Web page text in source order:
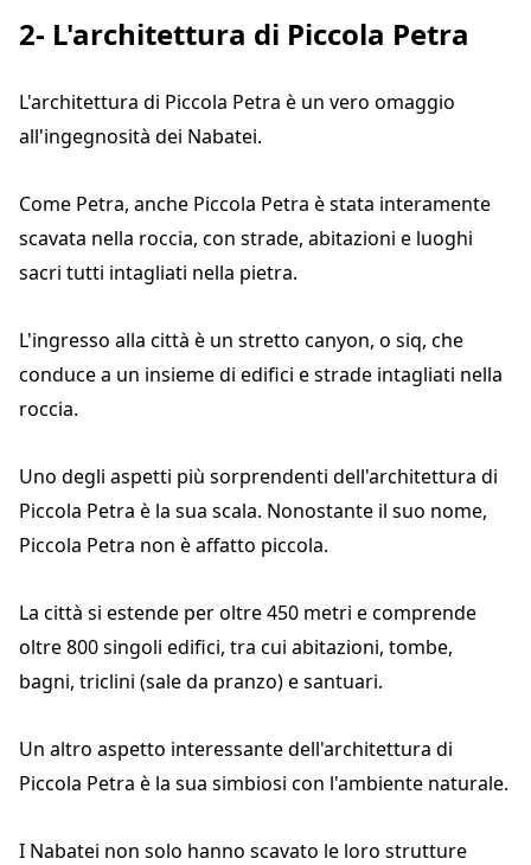
2- L'architettura di Piccola Petra
L'architettura di Piccola Petra è un vero omaggio
all'ingegnosità dei Nabatei.
Come Petra, anche Piccola Petra è stata interamente
scavata nella roccia, con strade, abitazioni e luoghi
sacri tutti intagliati nella pietra.
L'ingresso alla città è un stretto canyon, o siq, che
conduce a un insieme di edifici e strade intagliati nella
roccia.
Uno degli aspetti più sorprendenti dell'architettura di
Piccola Petra è la sua scala. Nonostante il suo nome,
Piccola Petra non è affatto piccola.
La città si estende per oltre 450 metri e comprende
oltre 800 singoli edifici, tra cui abitazioni, tombe,
bagni, triclini (sale da pranzo) e santuari.
Un altro aspetto interessante dell'architettura di
Piccola Petra è la sua simbiosi con l'ambiente naturale.
I Nabatei non solo hanno scavato le loro strutture